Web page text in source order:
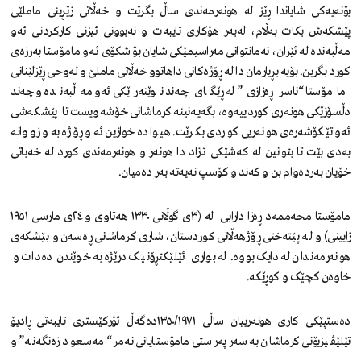
بۆنەیەکی شایاندا ڕێز لە هونەرمەندی ساڵ بگرێت و خەڵاتی زێڕینی ماملێی
پێشکەش بکات بەڵام، لەبەر هۆکاری تایبەت و نەبوونی ئیزنی کارکردنی ئەو
مەڵبەندە لە ئێران، نەمانتوانی مەراسیمێکی شایان بۆ شکۆی ئەو مامۆستا بەرزەی
کورد بگرین. بۆیە بڕیارمان دا لە ڕۆژەکانی داهاتوو خەڵاتی ماملێ و لەوحی ڕێزلێنانی
مامۆستا “ناسر ڕەزازی” لە ڕێگای چەند نوێنەرێکی ئەو مەڵبەندە و چەند
دڵسۆزێکی هونەری کوردییەوە، بگەیەنینە کرماشانی خۆشەویست تا پێشکەشی
ئەو تێکۆشەرەی هونەریی کوردی بکرێت. هیوا دەخوازین ئەو ڕۆژە بەو زووانە
بەدی بێت تا بتوانین لە کەشێکی ئازاد دا هونەر و هونەرمەندی کورد لە خەباتی
خۆیان بەردەوام بن و کەند و کۆسپ نەیەتە بەر دەمیان.
مامۆستا محەممەد ڕەزا دارابی لە (٣ی گوڵانی ١٣٣٠ هەتاوی و ٢٤ی مارسی ١٩٥١
زایینی) و لە پێتەختی ڕۆژهەڵاتی کوردستان، شاری کرماشانی ڕەسەن و بێشکەی
هونەرمەندان لە دایک بووە. لە بواری ئێلێکتڕۆنیک درێژە بە خوێندن دەدات و
خاوەن کچێک و کوڕێکە.
دەستپێکی کاری هونەرییان ساڵی ١٣٥٠/١٩٧١دەگەڵ ئۆرکێستری تایبەتی ڕادیۆ
تێلێڤیزیۆنی کرماشان بە سەرپەرستی مامۆستایانی نەمر “مەسعود زەنگەنە” و